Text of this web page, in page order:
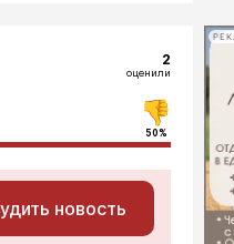
2
оценили
50%
новость